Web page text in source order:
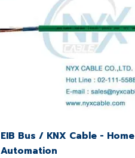
EIB Bus / KNX Cable - Home
Automation